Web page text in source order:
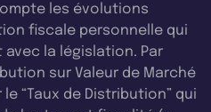
les évolutions
fiscale personnelle qui
la législation. Par
sur Valeur de Marché
le “Taux de Distribution” qui